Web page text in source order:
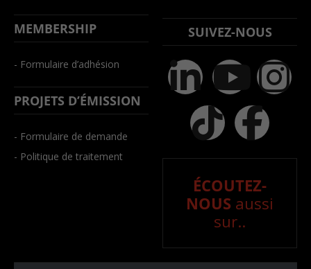
MEMBERSHIP
- Formulaire d’adhésion
PROJETS D’ÉMISSION
- Formulaire de demande
- Politique de traitement
SUIVEZ-NOUS
ÉCOUTEZ-
NOUS aussi
sur..